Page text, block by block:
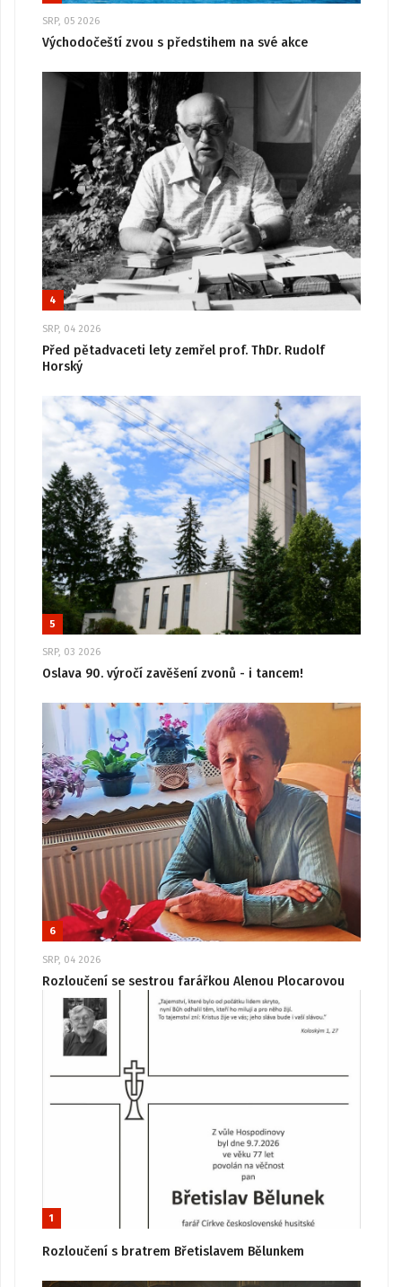
SRP, 05 2026
Východočeští zvou s předstihem na své akce
4
SRP, 04 2026
Před pětadvaceti lety zemřel prof. ThDr. Rudolf
Horský
5
SRP, 03 2026
Oslava 90. výročí zavěšení zvonů - i tancem!
6
SRP, 04 2026
Rozloučení se sestrou farářkou Alenou Plocarovou
1
Rozloučení s bratrem Břetislavem Bělunkem